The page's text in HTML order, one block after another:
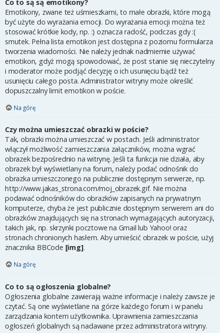
Co to są są emotikony?
Emotikony, zwane też uśmieszkami, to małe obrazki, które mogą
być użyte do wyrażania emocji. Do wyrażania emocji można też
stosować krótkie kody, np. :) oznacza radość, podczas gdy :(
smutek. Pełna lista emotikon jest dostępna z poziomu formularza
tworzenia wiadomości. Nie należy jednak nadmiernie używać
emotikon, gdyż mogą spowodować, że post stanie się nieczytelny
i moderator może podjąć decyzję o ich usunięciu bądź też
usunięciu całego posta. Administrator witryny może określić
dopuszczalny limit emotikon w poście.
Na górę
Czy można umieszczać obrazki w poście?
Tak, obrazki można umieszczać w postach. Jeśli administrator
włączył możliwość zamieszczania załączników, można wgrać
obrazek bezpośrednio na witrynę. Jeśli ta funkcja nie działa, aby
obrazek był wyświetlany na forum, należy podać odnośnik do
obrazka umieszczonego na publicznie dostępnym serwerze, np.
http://www.jakas_strona.com/moj_obrazek.gif. Nie można
podawać odnośników do obrazków zapisanych na prywatnym
komputerze, chyba że jest publicznie dostępnym serwerem ani do
obrazków znajdujących się na stronach wymagających autoryzacji,
takich jak, np. skrzynki pocztowe na Gmail lub Yahoo! oraz
stronach chronionych hasłem. Aby umieścić obrazek w poście, użyj
znacznika BBCode [img].
Na górę
Co to są ogłoszenia globalne?
Ogłoszenia globalne zawierają ważne informacje i należy zawsze je
czytać. Są one wyświetlane na górze każdego forum i w panelu
zarządzania kontem użytkownika. Uprawnienia zamieszczania
ogłoszeń globalnych są nadawane przez administratora witryny.